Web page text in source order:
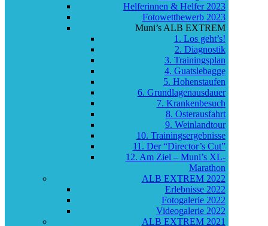
Helferinnen & Helfer 2023
Fotowettbewerb 2023
Muni’s ALB EXTREM
1. Los geht’s!
2. Diagnostik
3. Trainingsplan
4. Guatslebagge
5. Hohenstaufen
6. Grundlagenausdauer
7. Krankenbesuch
8. Osterausfahrt
9. Weinlandtour
10. Trainingsergebnisse
11. Der “Director’s Cut”
12. Am Ziel – Muni’s XL-
Marathon
ALB EXTREM 2022
Erlebnisse 2022
Fotogalerie 2022
Videogalerie 2022
ALB EXTREM 2021